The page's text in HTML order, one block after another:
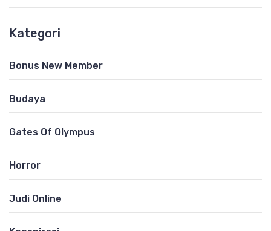
Kategori
Bonus New Member
Budaya
Gates Of Olympus
Horror
Judi Online